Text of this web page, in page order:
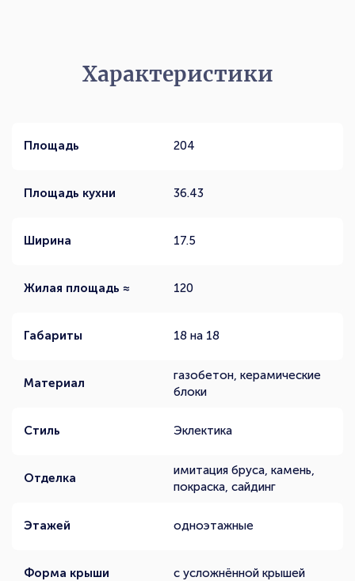
Характеристики
Площадь 204
Площадь кухни 36.43
Ширина 17.5
Жилая площадь ≈ 120
Габариты 18 на 18
Материал
газобетон, керамические
блоки
Стиль Эклектика
Отделка
имитация бруса, камень,
покраска, сайдинг
Этажей одноэтажные
Форма крыши с усложнённой крышей